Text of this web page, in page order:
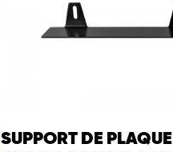
SUPPORT DE PLAQUE